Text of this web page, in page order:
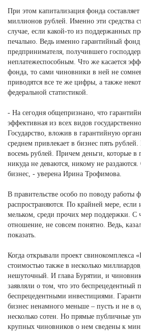
При этом капитализация фонда составляет
миллионов рублей. Именно эти средства
случае, если какой-то из поддержанных
печально. Ведь именно гарантийный фонд
предпринимателя, получившего
неплатежеспособным. Что же касается
фонда, то сами чиновники в ней не
приводятся все те же цифры, а также
федеральной статистикой.
- На сегодня общепризнано, что
эффективная из всех видов
Государство, вложив в гарантийную
среднем привлекает в бизнес пять
восемь рублей. Причем деньги, которые
никуда не деваются, никому не
бизнес, - уверена Ирина Трофимова.
В правительстве особо по поводу работы
распространяются. По крайней мере,
мельком, среди прочих мер поддержки. С
отношение, не совсем понятно. Ведь,
показать.
Когда открывали проект свинокомплекса
стоимостью также в несколько
нешуточный. И глава Бурятии, и
заявляли о том, что это беспрецедентный
беспрецедентными инвестициями.
бизнес ненамного меньше – пусть и не в
несколько сотен. Но прямые публичные
крупных чиновников о нем сведены к